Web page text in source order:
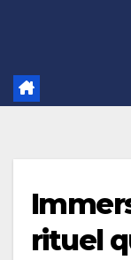
rituel